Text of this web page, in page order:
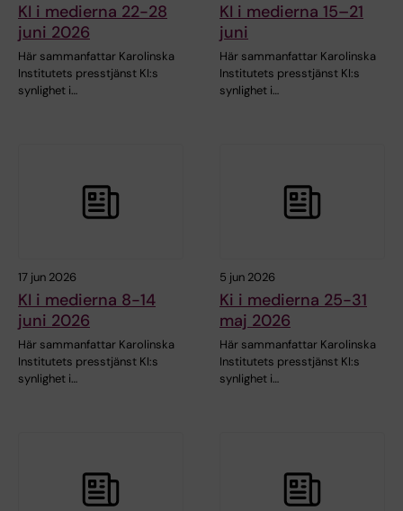
KI i medierna 22-28
juni 2026
Här sammanfattar Karolinska
Institutets presstjänst KI:s
synlighet i…
KI i medierna 15–21
juni
Här sammanfattar Karolinska
Institutets presstjänst KI:s
synlighet i…
17 jun 2026
KI i medierna 8-14
juni 2026
Här sammanfattar Karolinska
Institutets presstjänst KI:s
synlighet i…
5 jun 2026
Ki i medierna 25-31
maj 2026
Här sammanfattar Karolinska
Institutets presstjänst KI:s
synlighet i…